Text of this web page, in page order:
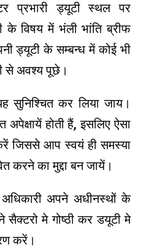
प्रभारी ड्यूटी स्थल पर
के विषय में भंली भांति ब्रीफ
ड्यूटी के सम्बन्ध में कोई भी
से अवश्य पूछे।
सुनिश्चित कर लिया जाय।
होती हैं, इसलिए ऐसा
जिससे आप स्वयं ही समस्या
करने का मुद्दा बन जायें।
अपने अधीनस्थों के
मे गोष्ठी कर डयूटी मे
करें।